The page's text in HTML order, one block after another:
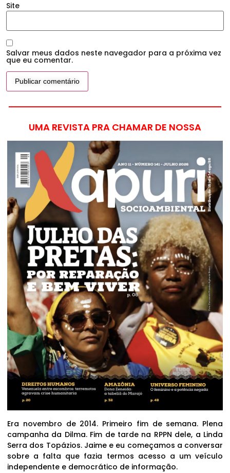
Site
Salvar meus dados neste navegador para a próxima vez
que eu comentar.
UMA REVISTA PRA CHAMAR DE NOSSA
Era novembro de 2014. Primeiro fim de semana. Plena
campanha da Dilma. Fim de tarde na RPPN dele, a Linda
Serra dos Topázios. Jaime e eu começamos a conversar
sobre a falta que fazia termos acesso a um veículo
independente e democrático de informação.